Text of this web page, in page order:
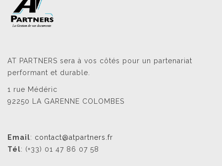
AT PARTNERS sera à vos côtés pour un partenariat
performant et durable.
1 rue Médéric
92250 LA GARENNE COLOMBES
Email: contact@atpartners.fr
Tél: (+33) 01 47 86 07 58